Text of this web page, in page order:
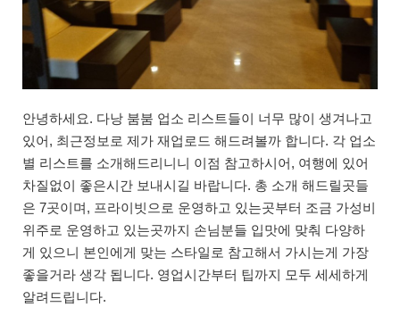
안녕하세요. 다낭 붐붐 업소 리스트들이 너무 많이 생겨나고
있어, 최근정보로 제가 재업로드 해드려볼까 합니다. 각 업소
별 리스트를 소개해드리니니 이점 참고하시어, 여행에 있어
차질없이 좋은시간 보내시길 바랍니다. 총 소개 해드릴곳들
은 7곳이며, 프라이빗으로 운영하고 있는곳부터 조금 가성비
위주로 운영하고 있는곳까지 손님분들 입맛에 맞춰 다양하
게 있으니 본인에게 맞는 스타일로 참고해서 가시는게 가장
좋을거라 생각 됩니다. 영업시간부터 팁까지 모두 세세하게
알려드립니다.